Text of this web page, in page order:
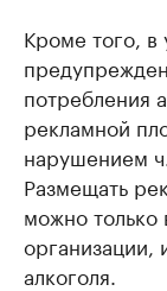
Кроме того, в
потребления
рекламной
нарушением
Размещать
можно
алкоголя.